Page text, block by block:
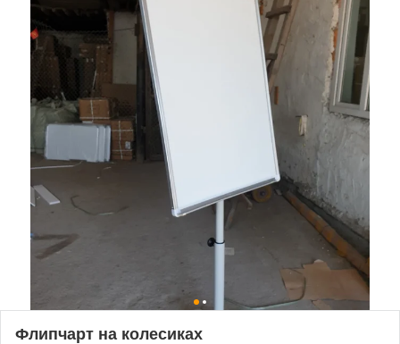
Флипчарт на колесиках